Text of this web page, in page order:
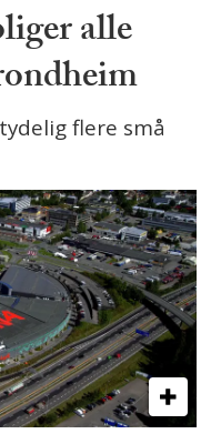
alle
flere små